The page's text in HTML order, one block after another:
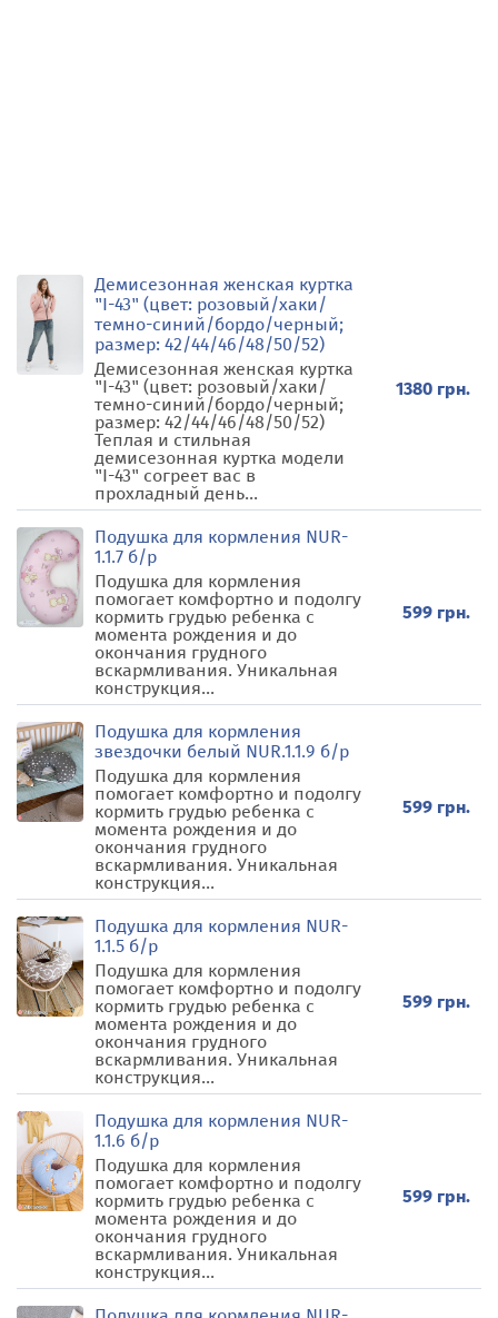
Демисезонная женская куртка
"I-43" (цвет: розовый/хаки/
темно-синий/бордо/черный;
размер: 42/44/46/48/50/52)
Демисезонная женская куртка
"I-43" (цвет: розовый/хаки/
темно-синий/бордо/черный;
размер: 42/44/46/48/50/52)
Теплая и стильная
демисезонная куртка модели
"I-43" согреет вас в
прохладный день...
1380 грн.
Подушка для кормления NUR-
1.1.7 б/р
Подушка для кормления
помогает комфортно и подолгу
кормить грудью ребенка с
момента рождения и до
окончания грудного
вскармливания. Уникальная
конструкция...
599 грн.
Подушка для кормления
звездочки белый NUR.1.1.9 б/р
Подушка для кормления
помогает комфортно и подолгу
кормить грудью ребенка с
момента рождения и до
окончания грудного
вскармливания. Уникальная
конструкция...
599 грн.
Подушка для кормления NUR-
1.1.5 б/р
Подушка для кормления
помогает комфортно и подолгу
кормить грудью ребенка с
момента рождения и до
окончания грудного
вскармливания. Уникальная
конструкция...
599 грн.
Подушка для кормления NUR-
1.1.6 б/р
Подушка для кормления
помогает комфортно и подолгу
кормить грудью ребенка с
момента рождения и до
окончания грудного
вскармливания. Уникальная
конструкция...
599 грн.